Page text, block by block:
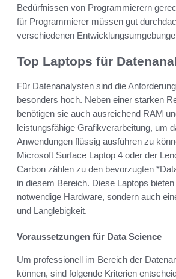
Bedürfnissen von Programmierern
für Programmierer müssen gut
verschiedenen
Top Laptops für
Für Datenanalysten sind die
besonders hoch. Neben einer starken
benötigen sie auch ausreichend RAM
leistungsfähige Grafikverarbeitung, um
Anwendungen flüssig ausführen zu
Microsoft Surface Laptop 4 oder der
Carbon zählen zu den bevorzugten
in diesem Bereich. Diese Laptops
notwendige Hardware, sondern auch
und Langlebigkeit.
Voraussetzungen für Data Science
Um professionell im Bereich der
können, sind folgende Kriterien